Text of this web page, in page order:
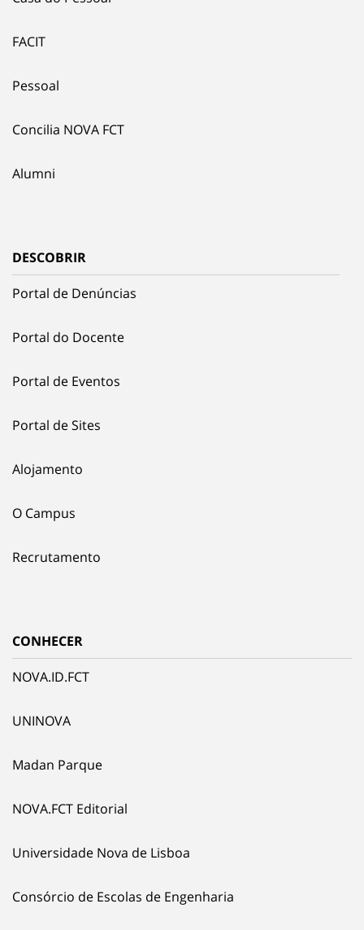
FACIT
Pessoal
Concilia NOVA FCT
Alumni
DESCOBRIR
Portal de Denúncias
Portal do Docente
Portal de Eventos
Portal de Sites
Alojamento
O Campus
Recrutamento
CONHECER
NOVA.ID.FCT
UNINOVA
Madan Parque
NOVA.FCT Editorial
Universidade Nova de Lisboa
Consórcio de Escolas de Engenharia